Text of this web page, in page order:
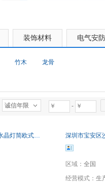
装饰材料 电气安
竹木 龙骨
诚信年限 -
欧式水晶吊灯客厅水晶灯简欧式水晶吊灯
深圳市宝安区
区域： 全国
经营模式： 生